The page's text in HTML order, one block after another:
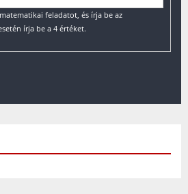
feladatot, és írja be az
írja be a 4 értéket.